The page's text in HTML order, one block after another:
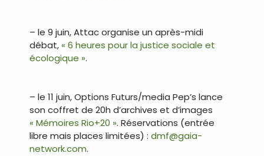
– le 9 juin, Attac organise un après-midi
débat,« 6 heures pour la justice sociale et
écologique ».
– le 11 juin, Options Futurs/media Pep’s lance
son coffret de 20h d’archives et d’images
« Mémoires Rio+20 ». Réservations (entrée
libre mais places limitées) : dmf@gaia-
network.com.